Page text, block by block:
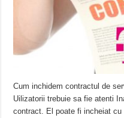
Cum inchidem contractul de
Uilizatorii trebuie sa fie atenti
contract. El poate fi incheiat cu